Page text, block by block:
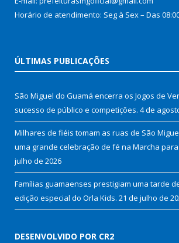
Horário de atendimento: Seg à Sex – Das
ÚLTIMAS PUBLICAÇÕES
São Miguel do Guamá encerra os Jogos de
sucesso de público e competições. 4 de
Milhares de fiéis tomam as ruas de São
uma grande celebração de fé na Marcha para
julho de 2026
Famílias guamaenses prestigiam uma tarde
edição especial do Orla Kids. 21 de julho de
DESENVOLVIDO POR CR2